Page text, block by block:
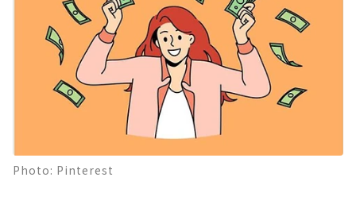
Photo: Pinterest